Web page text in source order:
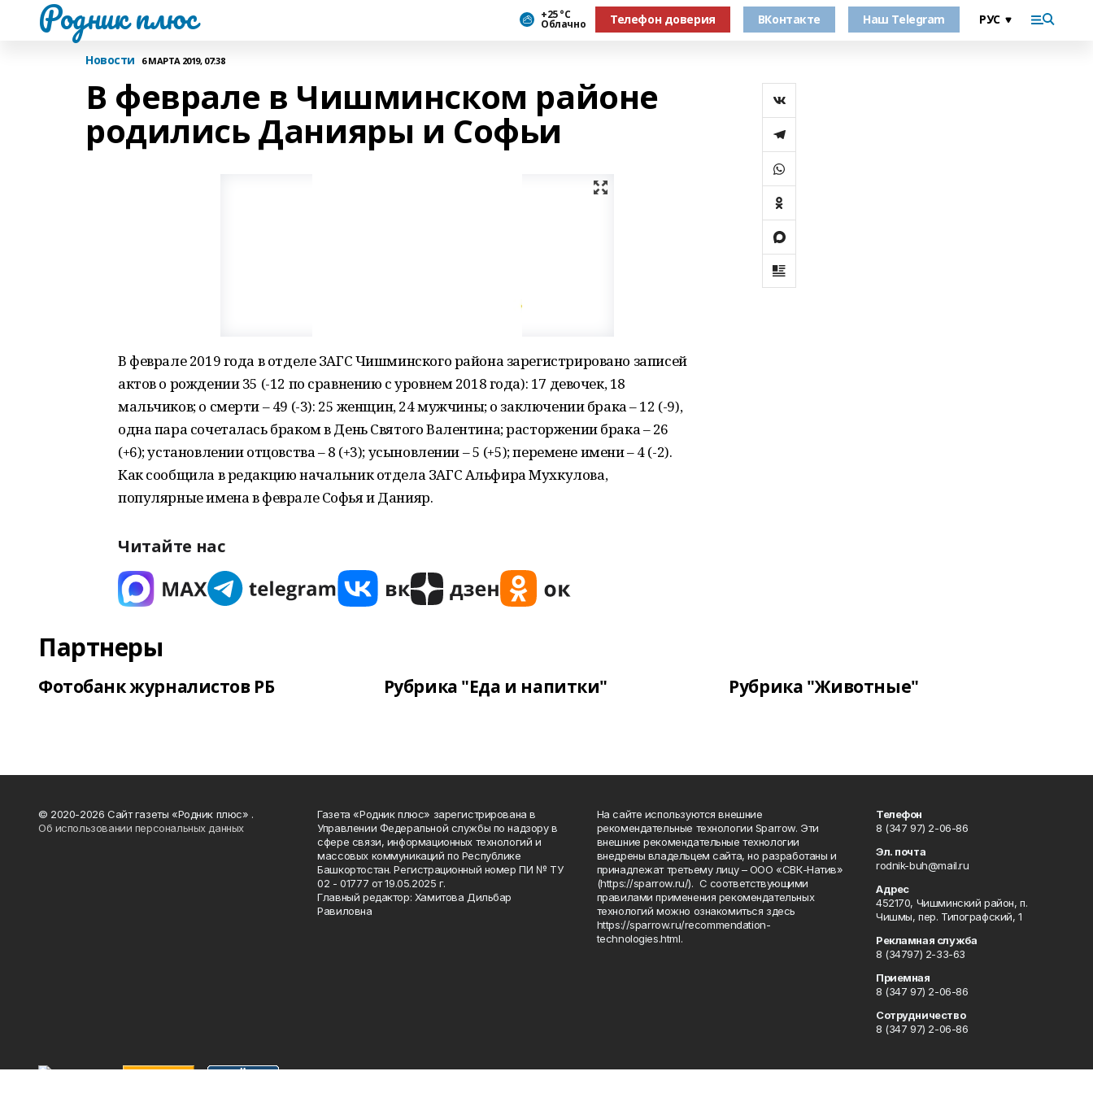
Родник плюс +25 °С
Облачно Телефон доверия ВКонтакте Наш Telegram
Новости 6 МАРТА 2019, 07:38
В феврале в Чишминском районе
родились Данияры и Софьи
В феврале 2019 года в отделе ЗАГС Чишминского района зарегистрировано записей
актов о рождении 35 (-12 по сравнению с уровнем 2018 года): 17 девочек, 18
мальчиков; о смерти – 49 (-3): 25 женщин, 24 мужчины; о заключении брака – 12 (-9),
одна пара сочеталась браком в День Святого Валентина; расторжении брака – 26
(+6); установлении отцовства – 8 (+3); усыновлении – 5 (+5); перемене имени – 4 (-2).
Как сообщила в редакцию начальник отдела ЗАГС Альфира Мухкулова,
популярные имена в феврале Софья и Данияр.
Читайте нас
Партнеры
Фотобанк журналистов РБ Рубрика "Еда и напитки" Рубрика "Животные"
© 2020-2026 Сайт газеты «Родник плюс» .
Об использовании персональных данных
Газета «Родник плюс» зарегистрирована в
Управлении Федеральной службы по надзору в
сфере связи, информационных технологий и
массовых коммуникаций по Республике
Башкортостан. Регистрационный номер ПИ № ТУ
02 - 01777 от 19.05.2025 г.
Главный редактор: Хамитова Дильбар
Равиловна
На сайте используются внешние
рекомендательные технологии Sparrow. Эти
внешние рекомендательные технологии
внедрены владельцем сайта, но разработаны и
принадлежат третьему лицу – ООО «СВК-Натив»
(https://sparrow.ru/). С соответствующими
правилами применения рекомендательных
технологий можно ознакомиться здесь
https://sparrow.ru/recommendation-
technologies.html.
Телефон
8 (347 97) 2-06-86
Эл. почта
rodnik-buh@mail.ru
Адрес
452170, Чишминский район, п.
Чишмы, пер. Типографский, 1
Рекламная служба
8 (34797) 2-33-63
Приемная
8 (347 97) 2-06-86
Сотрудничество
8 (347 97) 2-06-86